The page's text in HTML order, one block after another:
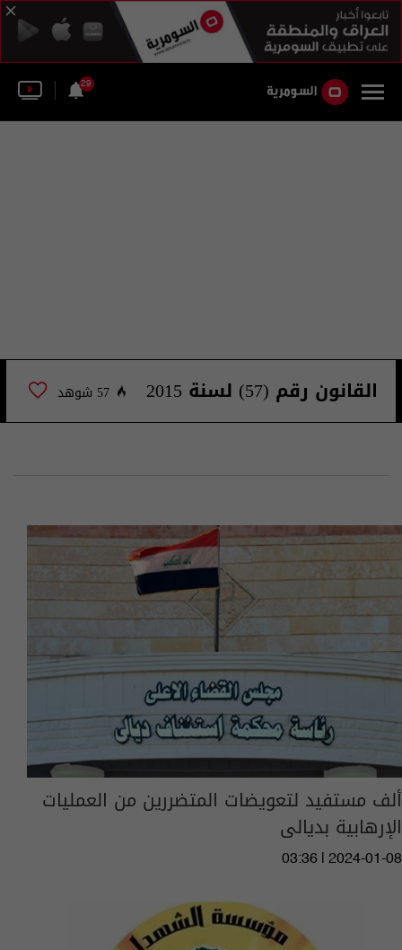
29
القانون رقم (57) لسنة 2015 57 شوهد
ألف مستفيد لتعويضات المتضررين من العمليات
الإرهابية بديالى
03:36 | 2024-01-08